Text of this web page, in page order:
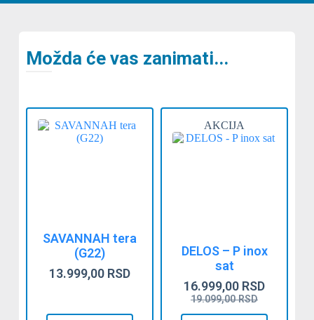
Možda će vas zanimati...
SAVANNAH tera
(G22)
13.999,00 RSD
AKCIJA
DELOS – P inox
sat
19.099,00RSD
16.999,00 RSD